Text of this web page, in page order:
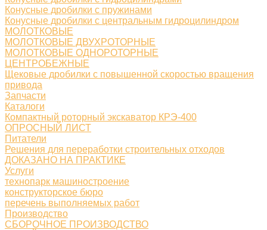
Конусные дробилки с пружинами
Конусные дробилки с центральным гидроцилиндром
МОЛОТКОВЫЕ
МОЛОТКОВЫЕ ДВУХРОТОРНЫЕ
МОЛОТКОВЫЕ ОДНОРОТОРНЫЕ
ЦЕНТРОБЕЖНЫЕ
Щековые дробилки с повышенной скоростью вращения
привода
Запчасти
Каталоги
Компактный роторный экскаватор КРЭ-400
ОПРОСНЫЙ ЛИСТ
Питатели
Решения для переработки строительных отходов
ДОКАЗАНО НА ПРАКТИКЕ
Услуги
технопарк машиностроение
конструкторское бюро
перечень выполняемых работ
Производство
СБОРОЧНОЕ ПРОИЗВОДСТВО